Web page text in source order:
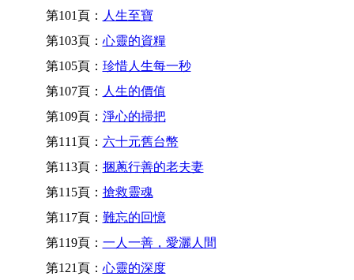
第101頁： 人生至寶
第103頁： 心靈的資糧
第105頁： 珍惜人生每一秒
第107頁： 人生的價值
第109頁： 淨心的掃把
第111頁： 六十元舊台幣
第113頁： 捆蔥行善的老夫妻
第115頁： 搶救靈魂
第117頁： 難忘的回憶
第119頁： 一人一善，愛灑人間
第121頁： 心靈的深度